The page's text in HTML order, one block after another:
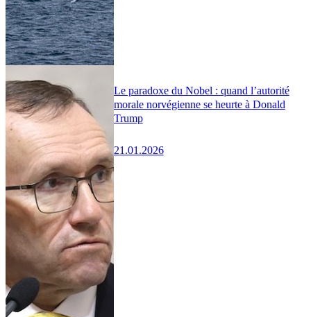
Le paradoxe du Nobel : quand l’autorité
morale norvégienne se heurte à Donald
Trump
21.01.2026